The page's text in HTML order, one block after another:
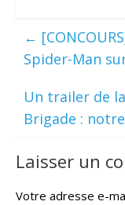
←
Spider-Man
Un trailer de
Brigade :
Laisser un
Votre adresse e-